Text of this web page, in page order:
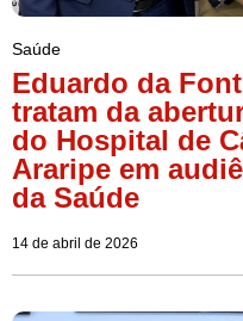
Saúde
Eduardo da
tratam da
do Hospital de
Araripe em
da Saúde
14 de abril de 2026